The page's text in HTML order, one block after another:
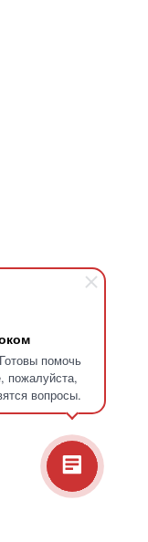
помочь
пожалуйста,
вопросы.
45 Вт.